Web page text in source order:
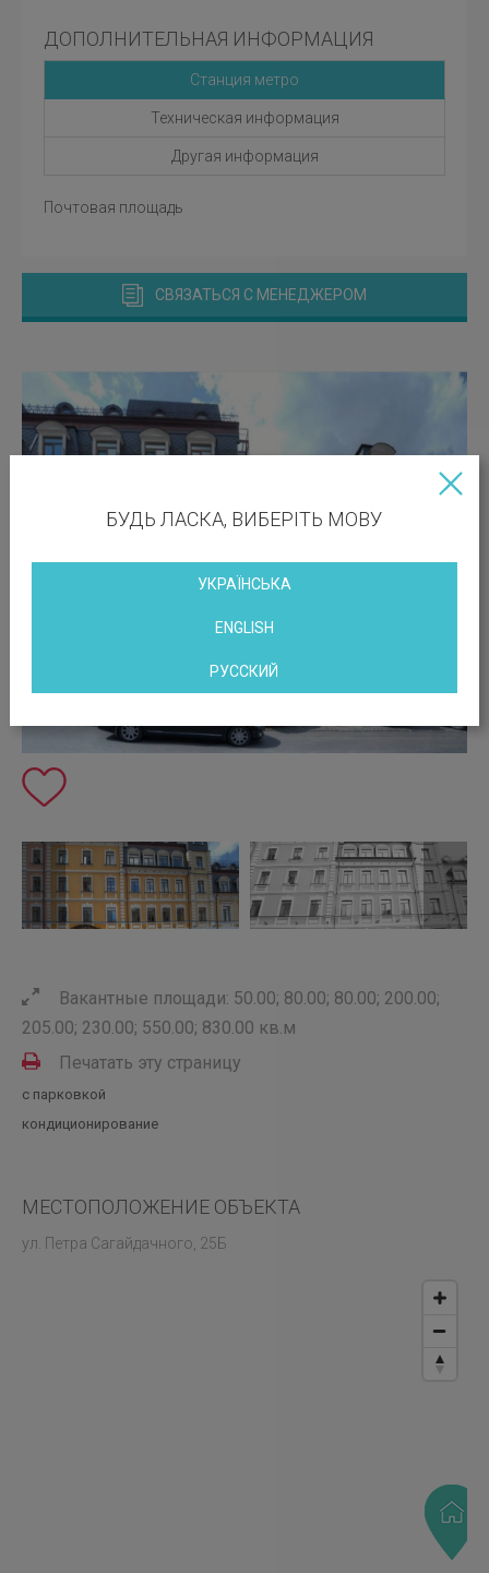
ДОПОЛНИТЕЛЬНАЯ ИНФОРМАЦИЯ
Станция метро
Техническая информация
Другая информация
Почтовая площадь
СВЯЗАТЬСЯ С МЕНЕДЖЕРОМ
Вакантные площади: 50.00; 80.00; 80.00; 200.00;
205.00; 230.00; 550.00; 830.00 кв.м
Печатать эту страницу
с парковкой
кондиционирование
МЕСТОПОЛОЖЕНИЕ ОБЪЕКТА
ул. Петра Сагайдачного, 25Б
БУДЬ ЛАСКА, ВИБЕРІТЬ МОВУ
УКРАЇНСЬКА
ENGLISH
РУССКИЙ